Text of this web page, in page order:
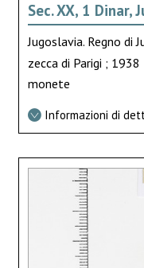
Sec. XX, 1 Dinar,
Jugoslavia. Regno di
zecca di Parigi ; 1938
monete
Informazioni di